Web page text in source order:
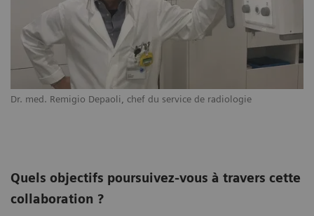
Dr. med. Remigio Depaoli, chef du service de radiologie
Quels objectifs poursuivez-vous à travers cette
collaboration ?